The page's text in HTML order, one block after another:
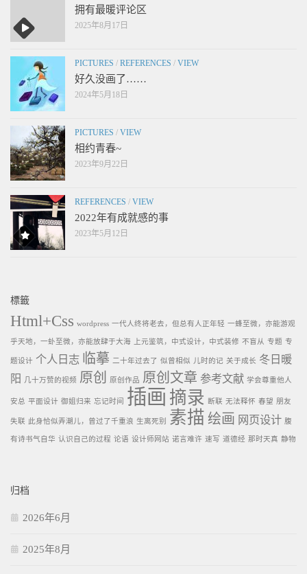
拥有最暖评论区
2025年8月17日
PICTURES / REFERENCES / VIEW
好久没画了……
2024年5月18日
PICTURES / VIEW
相约青春~
2023年9月22日
REFERENCES / VIEW
2022年有成就感的事
2023年5月12日
標籤
Html+Css wordpress 一代人终将老去，但总有人正年轻 一蜂至微，亦能游观
乎天地，一虲至微，亦能放肆于大海 上元鉴筑，中式设计，中式装修 不盲从 专题 专
题设计 个人日志 临摹 二十年过去了 似曾相似 儿时的记 关于成长 冬日暖
阳
几十万赞的视频 原创 原创作品 原创文章 参考文献 学会尊重他人
安总 平面设计 御姐归来 忘记时间 插画 摘录 断联 无法释怀 春望 朋友
失联 此身恰似弄潮儿，曾过了千重浪 生离死别 素描 绘画 网页设计 腹
有诗书气自华 认识自己的过程 论语 设计师网站 诺言难许 速写 道德经 那时天真 静物
归档
2026年6月
2025年8月